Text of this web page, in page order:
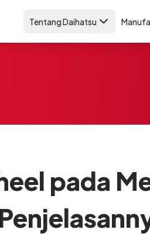
Tentang Daihatsu
pada